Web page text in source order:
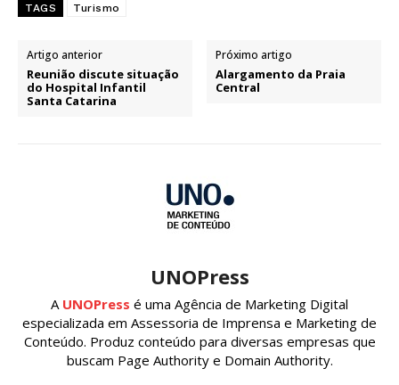
TAGS Turismo
Artigo anterior
Reunião discute situação
do Hospital Infantil
Santa Catarina
Próximo artigo
Alargamento da Praia
Central
UNOPress
A UNOPress é uma Agência de Marketing Digital
especializada em Assessoria de Imprensa e Marketing de
Conteúdo. Produz conteúdo para diversas empresas que
buscam Page Authority e Domain Authority.